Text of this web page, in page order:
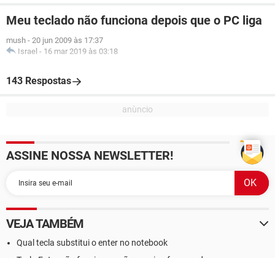
Meu teclado não funciona depois que o PC liga
mush - 20 jun 2009 às 17:37
Israel - 16 mar 2019 às 03:18
143 Respostas
ASSINE NOSSA NEWSLETTER!
VEJA TAMBÉM
Qual tecla substitui o enter no notebook